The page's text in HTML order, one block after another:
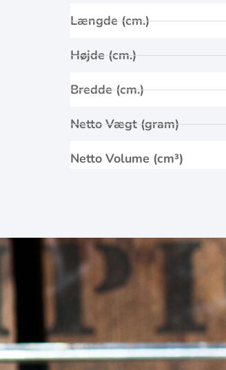
Længde (cm.)
Højde (cm.)
Bredde (cm.)
Netto Vægt (gram)
Netto Volume (cm³)